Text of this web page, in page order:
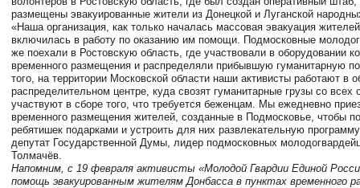
размещены эвакуированные жители из Донецкой и Луганской
«Наша организация, как только началась массовая эвакуация
включилась в работу по оказанию им помощи. Подмосковные
же поехали в Ростовскую область, где участвовали в оборудовании
временного размещения и распределяли прибывшую гуманитарную
того, на территории Московской области наши активисты работают в
распределительном центре, куда свозят гуманитарные грузы со всех
участвуют в сборе того, что требуется беженцам. Мы ежедневно
временного размещения жителей, созданные в Подмосковье, чтобы
ребятишек подарками и устроить для них развлекательную
депутат Государственной Думы, лидер подмосковных
Толмачёв.
Напомним, с 19 февраля активисты «Молодой Гвардии Единой
помощь эвакуированным жителям Донбасса в пунктах временного